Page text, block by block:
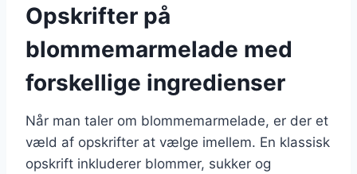
Opskrifter på
blommemarmelade med
forskellige ingredienser
Når man taler om blommemarmelade, er der et
væld af opskrifter at vælge imellem. En klassisk
opskrift inkluderer blommer, sukker og